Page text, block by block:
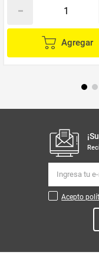
Agregar
Acepto